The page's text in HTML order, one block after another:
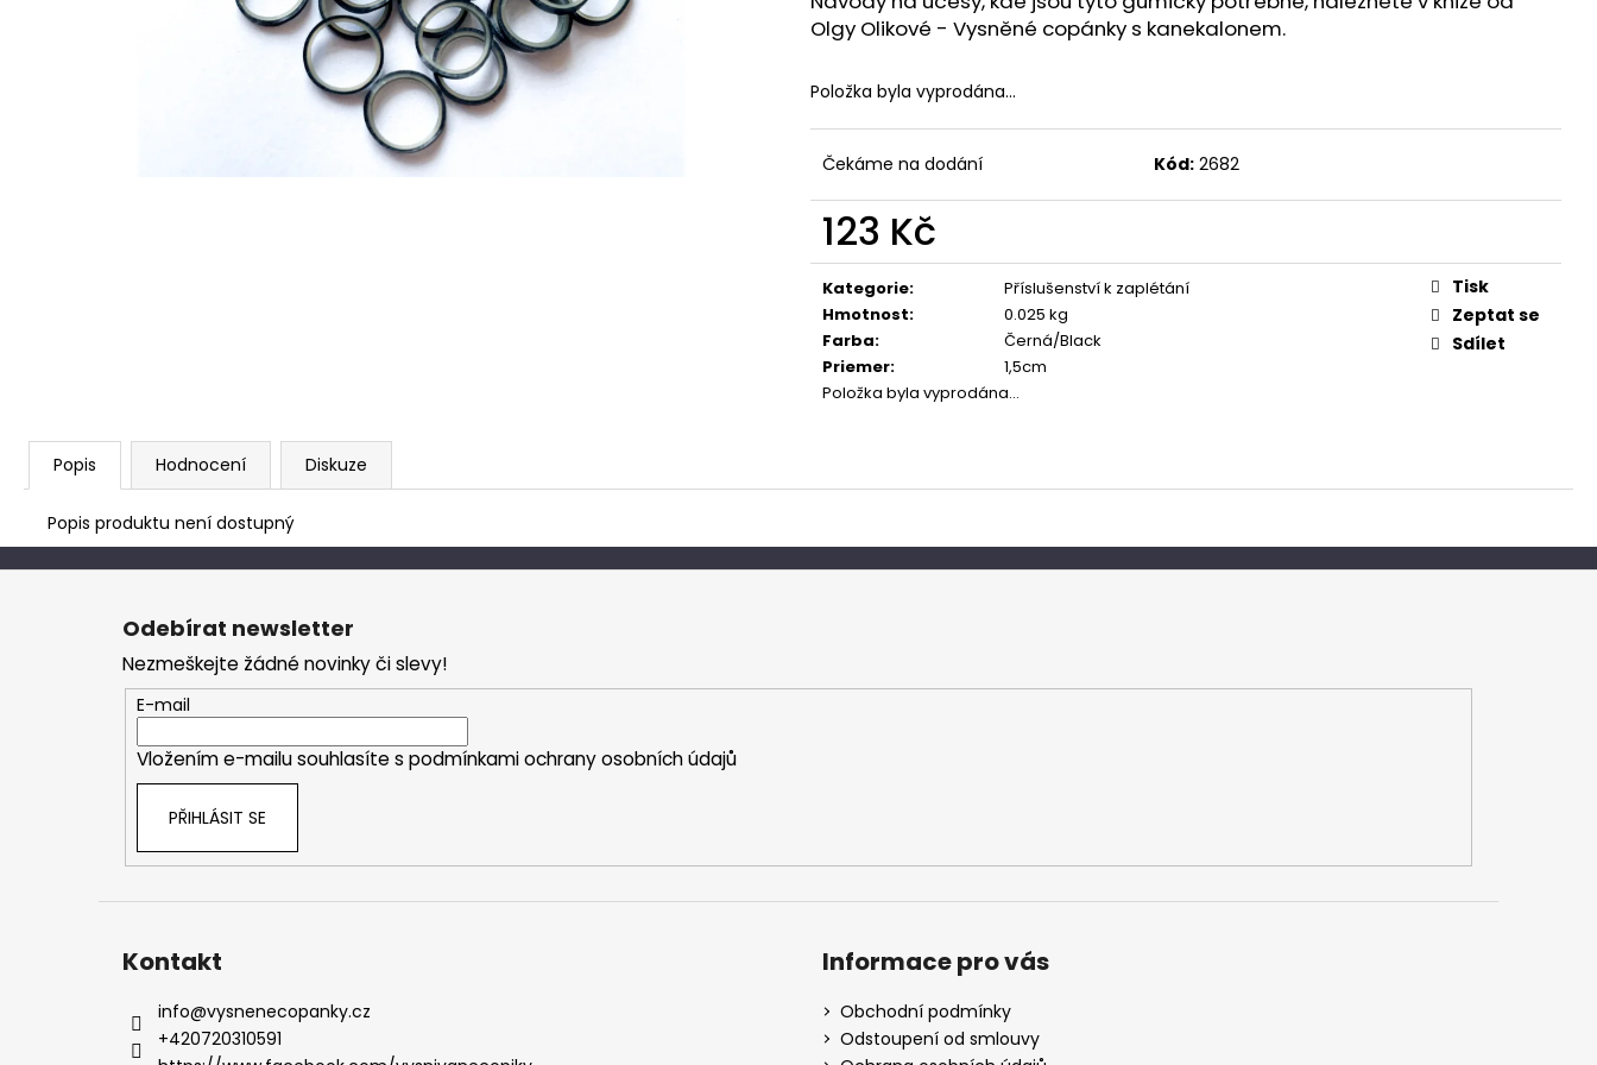
Olgy Olikové - Vysněné copánky s kanekalonem.
Položka byla vyprodána…
Čekáme na dodání Kód: 2682
123 Kč
Měrná
cena:
Kategorie:
Příslušenství k zaplétání
Hmotnost:
0.025 kg
Farba:
Černá/Black
Priemer:
1,5cm
Položka byla vyprodána…
Tisk
Zeptat se
Sdílet
Popis Hodnocení Diskuze
Popis produktu není dostupný
Z
Odebírat newsletter
Nezmeškejte žádné novinky či slevy!
E-mail
Vložením e-mailu souhlasíte s podmínkami ochrany osobních údajů
PŘIHLÁSIT SE
Kontakt
info@vysnenecopanky.cz
+420720310591
Informace pro vás
Obchodní podmínky
Odstoupení od smlouvy